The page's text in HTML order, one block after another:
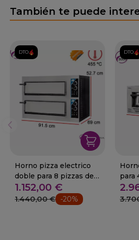
También te puede
DTO.
Horno pizza electrico
doble para 8 pizzas de
25 cm 6 Kw
1.152,00 €
1.440,00 € -20%
DTO.
para